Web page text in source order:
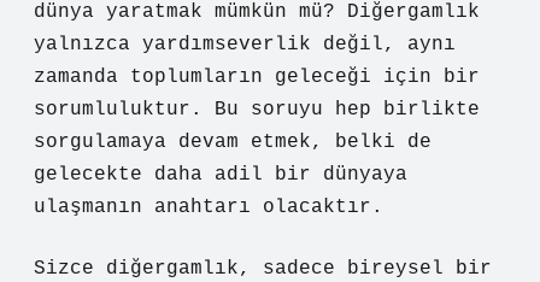
dünya yaratmak mümkün mü? Diğergamlık
yalnızca yardımseverlik değil, aynı
zamanda toplumların geleceği için bir
sorumluluktur. Bu soruyu hep birlikte
sorgulamaya devam etmek, belki de
gelecekte daha adil bir dünyaya
ulaşmanın anahtarı olacaktır.
Sizce diğergamlık, sadece bireysel bir